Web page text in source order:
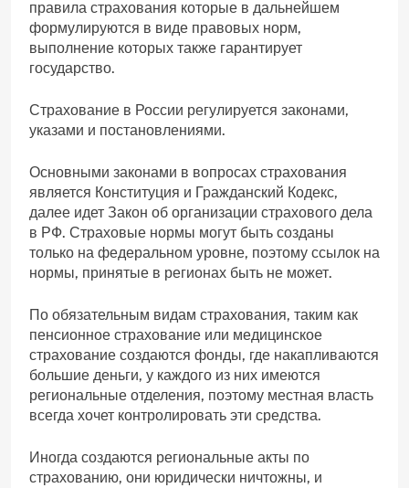
правила страхования которые в дальнейшем
формулируются в виде правовых норм,
выполнение которых также гарантирует
государство.
Страхование в России регулируется законами,
указами и постановлениями.
Основными законами в вопросах страхования
является Конституция и Гражданский Кодекс,
далее идет Закон об организации страхового дела
в РФ. Страховые нормы могут быть созданы
только на федеральном уровне, поэтому ссылок на
нормы, принятые в регионах быть не может.
По обязательным видам страхования, таким как
пенсионное страхование или медицинское
страхование создаются фонды, где накапливаются
большие деньги, у каждого из них имеются
региональные отделения, поэтому местная власть
всегда хочет контролировать эти средства.
Иногда создаются региональные акты по
страхованию, они юридически ничтожны, и